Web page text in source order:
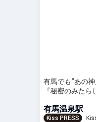
有馬でも“あの
『秘密のみたら
有馬温泉駅
Kiss PRESS